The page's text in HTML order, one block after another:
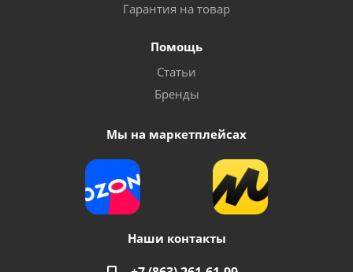
Гарантия на товар
Помощь
Статьи
Бренды
Мы на маркетплейсах
Наши контакты